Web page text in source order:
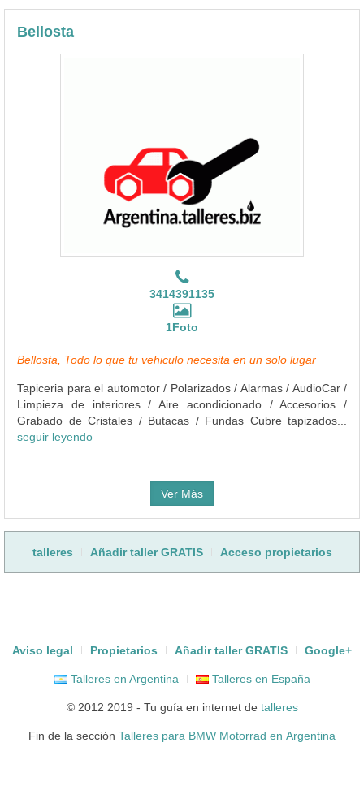
Bellosta
3414391135
1Foto
Bellosta, Todo lo que tu vehiculo necesita en un solo lugar
Tapiceria para el automotor / Polarizados / Alarmas / AudioCar /
Limpieza de interiores / Aire acondicionado / Accesorios /
Grabado de Cristales / Butacas / Fundas Cubre tapizados...
seguir leyendo
Ver Más
talleres Añadir taller GRATIS Acceso propietarios
Aviso legal Propietarios Añadir taller GRATIS Google+
Talleres en Argentina Talleres en España
© 2012 2019 - Tu guía en internet de talleres
Fin de la sección Talleres para BMW Motorrad en Argentina